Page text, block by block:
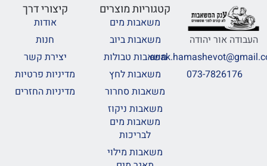
העבודה אור יהודה
073-7826176
קטגוריות מוצרים
משאבות מים
משאבות ביוב
משאבות טבולות
משאבות לחץ
משאבות סחרור
משאבות ניקוז
משאבות מים
לבריכות
משאבות מילוי
קיצורי דרך
אודות
חנות
יצירת קשר
מדיניות פרטיות
מדיניות החזרים